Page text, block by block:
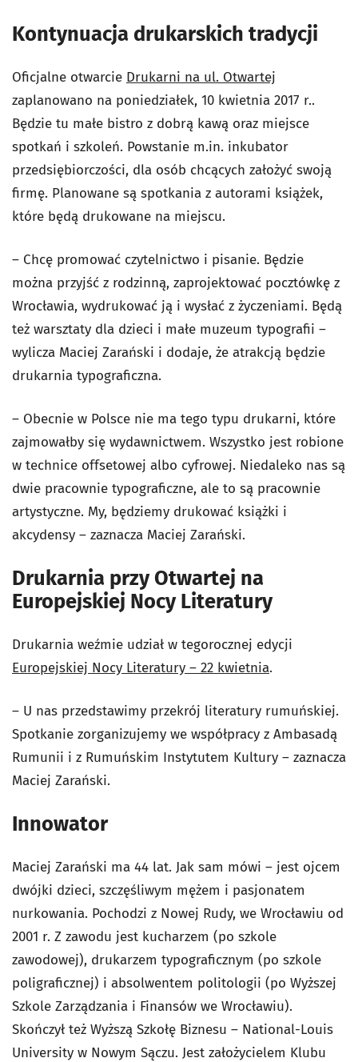
Kontynuacja drukarskich tradycji
Oficjalne otwarcie Drukarni na ul. Otwartej
zaplanowano na poniedziałek, 10 kwietnia 2017 r..
Będzie tu małe bistro z dobrą kawą oraz miejsce
spotkań i szkoleń. Powstanie m.in. inkubator
przedsiębiorczości, dla osób chcących założyć swoją
firmę. Planowane są spotkania z autorami książek,
które będą drukowane na miejscu.
– Chcę promować czytelnictwo i pisanie. Będzie
można przyjść z rodzinną, zaprojektować pocztówkę z
Wrocławia, wydrukować ją i wysłać z życzeniami. Będą
też warsztaty dla dzieci i małe muzeum typografii –
wylicza Maciej Zarański i dodaje, że atrakcją będzie
drukarnia typograficzna.
– Obecnie w Polsce nie ma tego typu drukarni, które
zajmowałby się wydawnictwem. Wszystko jest robione
w technice offsetowej albo cyfrowej. Niedaleko nas są
dwie pracownie typograficzne, ale to są pracownie
artystyczne. My, będziemy drukować książki i
akcydensy – zaznacza Maciej Zarański.
Drukarnia przy Otwartej na
Europejskiej Nocy Literatury
Drukarnia weźmie udział w tegorocznej edycji
Europejskiej Nocy Literatury – 22 kwietnia.
– U nas przedstawimy przekrój literatury rumuńskiej.
Spotkanie zorganizujemy we współpracy z Ambasadą
Rumunii i z Rumuńskim Instytutem Kultury – zaznacza
Maciej Zarański.
Innowator
Maciej Zarański ma 44 lat. Jak sam mówi – jest ojcem
dwójki dzieci, szczęśliwym mężem i pasjonatem
nurkowania. Pochodzi z Nowej Rudy, we Wrocławiu od
2001 r. Z zawodu jest kucharzem (po szkole
zawodowej), drukarzem typograficznym (po szkole
poligraficznej) i absolwentem politologii (po Wyższej
Szkole Zarządzania i Finansów we Wrocławiu).
Skończył też Wyższą Szkołę Biznesu – National-Louis
University w Nowym Sączu. Jest założycielem Klubu